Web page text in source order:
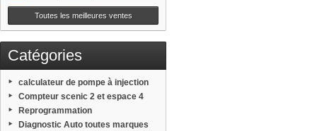
Toutes les meilleures ventes
Catégories
calculateur de pompe à injection
Compteur scenic 2 et espace 4
Reprogrammation
Diagnostic Auto toutes marques